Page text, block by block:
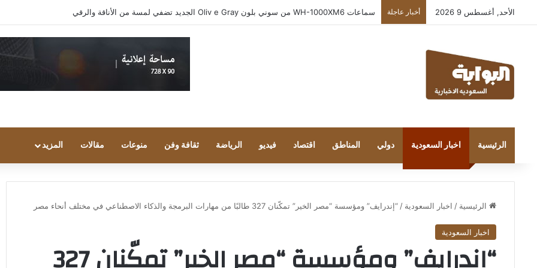
الأحد, أغسطس 9 2026 أخبار عاجلة بعد إطلاقه في المملكة… خبراء التقنية ورواد مجتمع الألعاب يشاركون انطباعاتهم حول TECNO POVA 8 Pro 5G
الرئيسية اخبار السعودية دولي المناطق اقتصاد فيديو الرياضة ثقافة وفن منوعات مقالات المزيد
الرئيسية / اخبار السعودية / “إندرايف” ومؤسسة “مصر الخير” تمكّنان 327 طالبًا من مهارات البرمجة والذكاء الاصطناعي في مختلف أنحاء مصر
اخبار السعودية